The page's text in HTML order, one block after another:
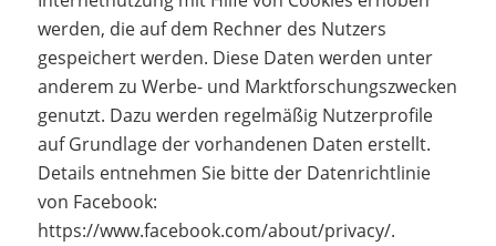
werden, die auf dem Rechner des Nutzers
gespeichert werden. Diese Daten werden unter
anderem zu Werbe- und Marktforschungszwecken
genutzt. Dazu werden regelmäßig Nutzerprofile
auf Grundlage der vorhandenen Daten erstellt.
Details entnehmen Sie bitte der Datenrichtlinie
von Facebook:
https://www.facebook.com/about/privacy/.